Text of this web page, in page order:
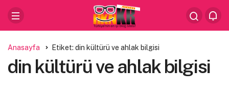
Anasayfa Etiket: din kültürü ve ahlak bilgisi
din kültürü ve ahlak bilgisi